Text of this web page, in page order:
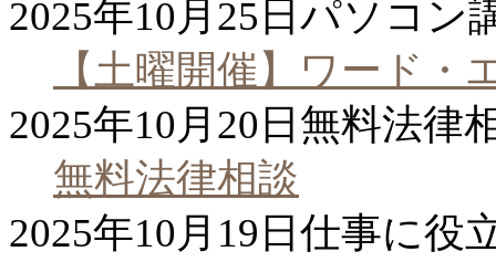
2025年10月25日 パソコン
【土曜開催】ワード・
2025年10月20日 無料法律
無料法律相談
2025年10月19日 仕事に役